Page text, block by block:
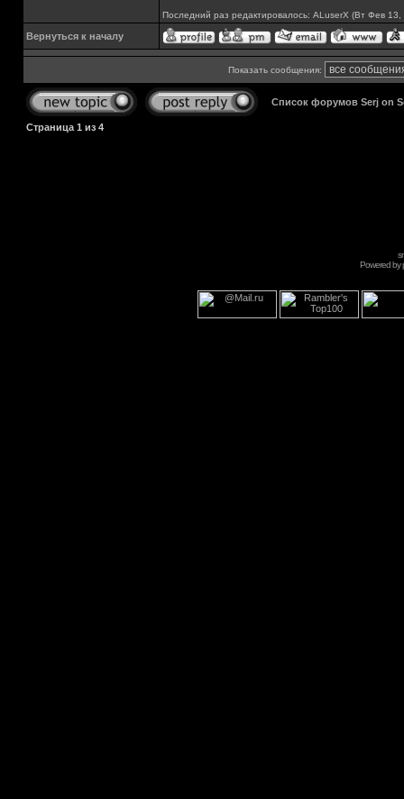
Последний раз редактировалось: ALuserX (Вт Фев
Вернуться к началу
Показать сообщения:
Список форумов Serj on
Страница 1 из 4
Powered by